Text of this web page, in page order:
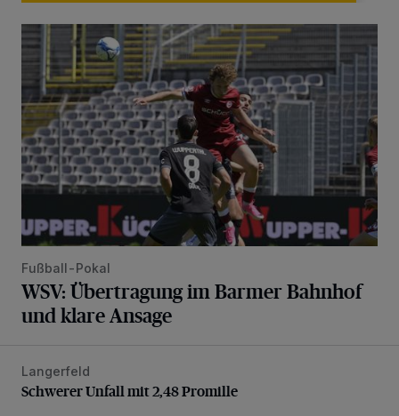
WSV: Übertragung im Barmer Bahnhof und klare Ansage
Fußball-Pokal
WSV: Übertragung im Barmer Bahnhof
und klare Ansage
Schwerer Unfall mit 2,48 Promille
Langerfeld
Schwerer Unfall mit 2,48 Promille